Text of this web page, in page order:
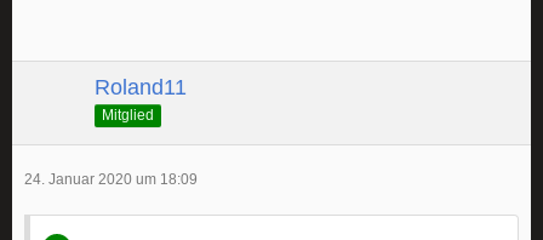
Roland11
Mitglied
24. Januar 2020 um 18:09